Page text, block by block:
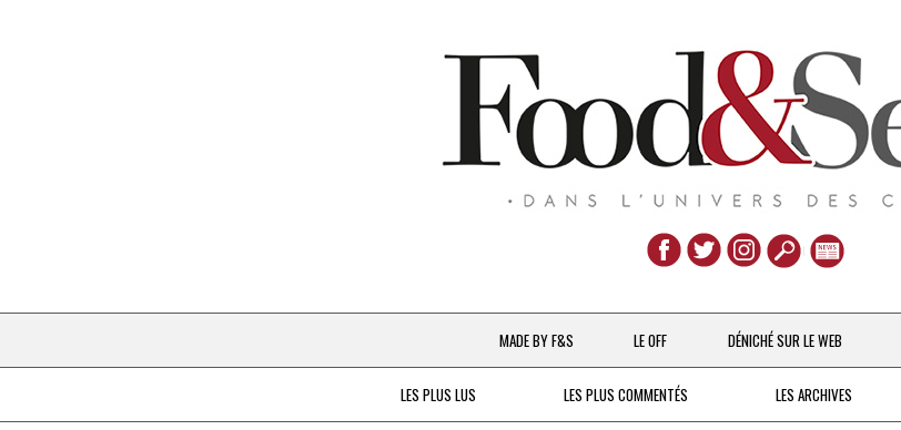
Aller
au
contenu
MADE BY F&S
CHEFS & ACTUALITÉS
LE OFF DÉNICHÉ SUR LE WEB
LES PLUS LUS LES PLUS COMMENTÉS LES ARCHIVES